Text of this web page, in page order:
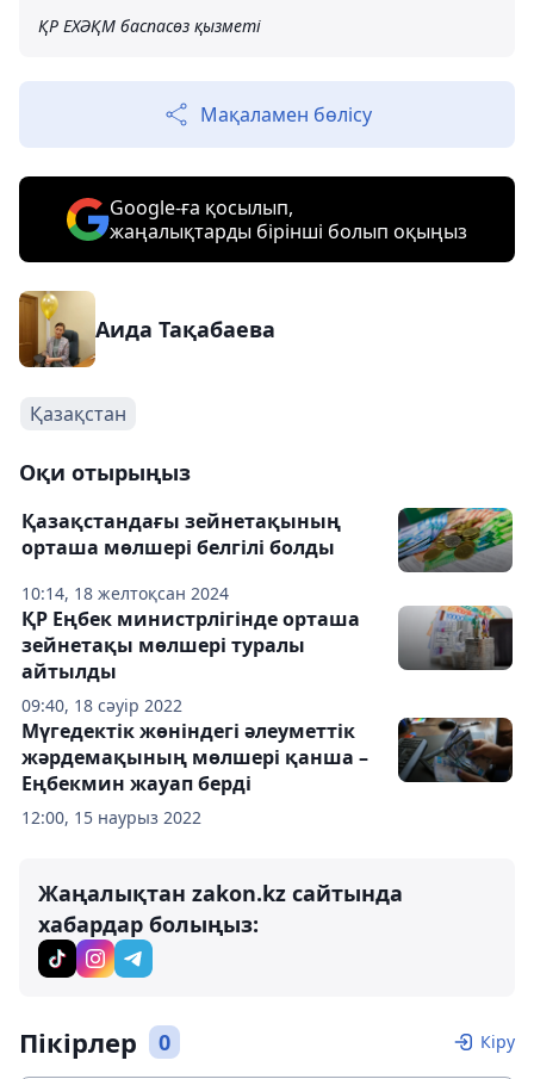
ҚР ЕХӘҚМ баспасөз қызметі
Мақаламен бөлісу
Google-ға қосылып,
жаңалықтарды бірінші болып оқыңыз
Аида Тақабаева
Қазақстан
Оқи отырыңыз
10:14, 18 желтоқсан 2024
Қазақстандағы зейнетақының
орташа мөлшері белгілі болды
09:40, 18 сәуір 2022
ҚР Еңбек министрлігінде орташа
зейнетақы мөлшері туралы
айтылды
12:00, 15 наурыз 2022
Мүгедектік жөніндегі әлеуметтік
жәрдемақының мөлшері қанша –
Еңбекмин жауап берді
Жаңалықтан zakon.kz сайтында
хабардар болыңыз:
Пікірлер 0 Кіру